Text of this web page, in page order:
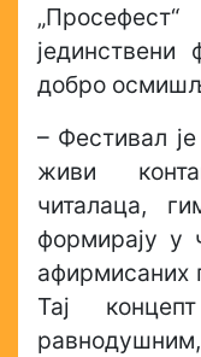
јединствени
добро
– Фестивал
живи
читалаца,
формирају у
афирмисаних
Тај